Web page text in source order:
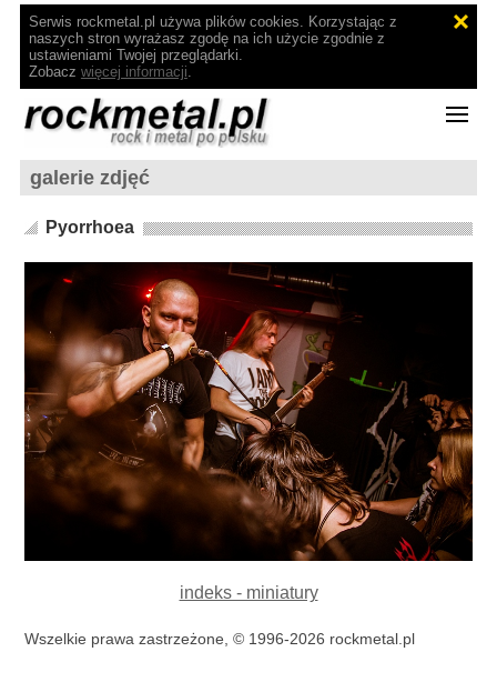
Serwis rockmetal.pl używa plików cookies. Korzystając z
naszych stron wyrażasz zgodę na ich użycie zgodnie z
ustawieniami Twojej przeglądarki.
Zobacz więcej informacji.
galerie zdjęć
Pyorrhoea
indeks - miniatury
Wszelkie prawa zastrzeżone, © 1996-2026 rockmetal.pl